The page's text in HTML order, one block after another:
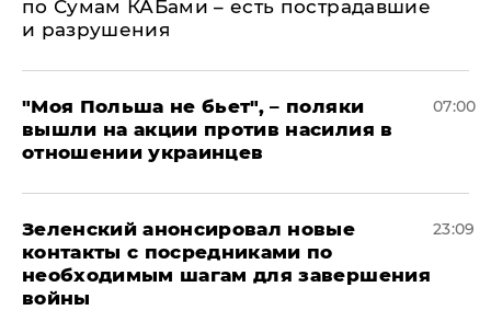
по Сумам КАБами – есть пострадавшие
и разрушения
"Моя Польша не бьет", – поляки
вышли на акции против насилия в
отношении украинцев
07:00
Зеленский анонсировал новые
контакты с посредниками по
необходимым шагам для завершения
войны
23:09